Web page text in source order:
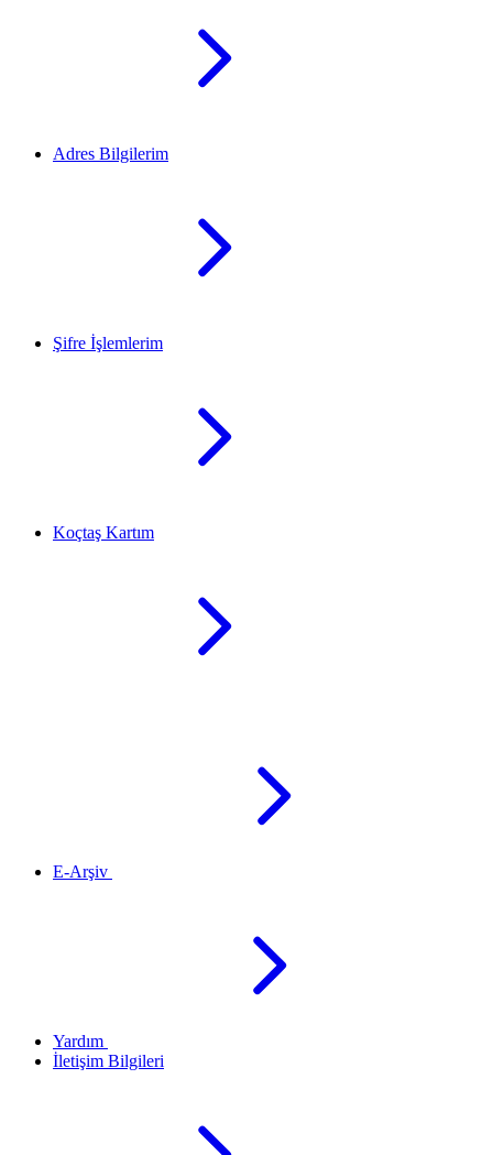
Adres Bilgilerim
Şifre İşlemlerim
Koçtaş Kartım
E-Arşiv
Yardım
İletişim Bilgileri